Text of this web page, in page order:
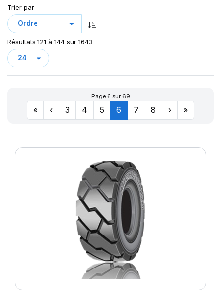
Trier par
Résultats 121 à 144 sur 1643
Page 6 sur 69
« ‹ 3 4 5 6 7 8 › »